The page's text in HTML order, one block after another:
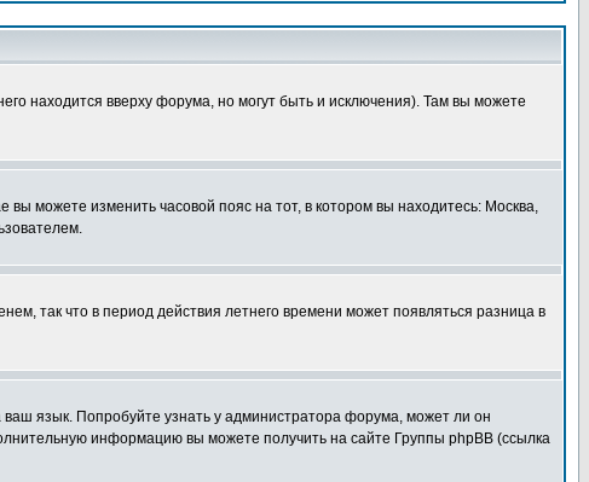
находится вверху форума, но могут быть и исключения). Там вы можете
можете изменить часовой пояс на тот, в котором вы находитесь: Москва,
так что в период действия летнего времени может появляться разница в
язык. Попробуйте узнать у администратора форума, может ли он
информацию вы можете получить на сайте Группы phpBB (ссылка